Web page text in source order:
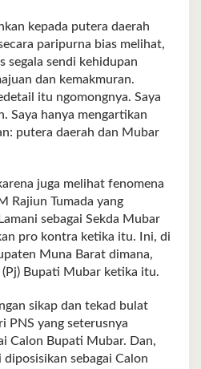
kepada putera daerah
paripurna bias melihat,
segala sendi kehidupan
dan kemakmuran.
itu ngomongnya. Saya
Saya hanya mengartikan
putera daerah dan Mubar
juga melihat fenomena
Rajiun Tumada yang
sebagai Sekda Mubar
pro kontra ketika itu. Ini, di
Muna Barat dimana,
(Pj) Bupati Mubar ketika itu.
sikap dan tekad bulat
PNS yang seterusnya
Calon Bupati Mubar. Dan,
diposisikan sebagai Calon